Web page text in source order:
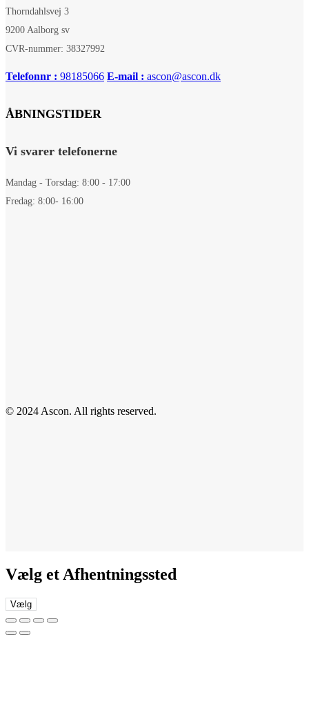
Thorndahlsvej 3
9200 Aalborg sv
CVR-nummer: 38327992
Telefonnr : 98185066 E-mail : ascon@ascon.dk
ÅBNINGSTIDER
Vi svarer telefonerne
Mandag - Torsdag: 8:00 - 17:00
Fredag: 8:00- 16:00
© 2024 Ascon. All rights reserved.
Vælg et Afhentningssted
Vælg